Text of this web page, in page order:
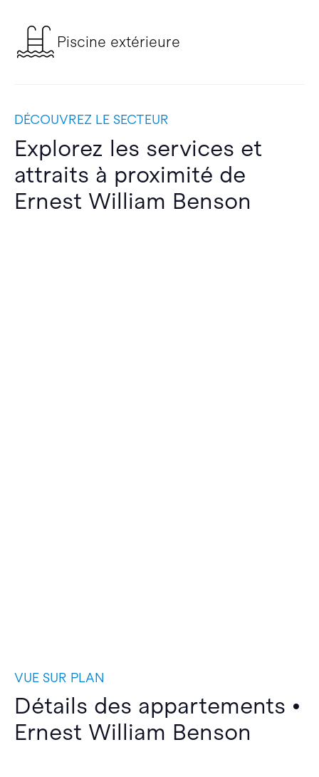
Piscine extérieure
DÉCOUVREZ LE SECTEUR
Explorez les services et
attraits à proximité de
Ernest William Benson
VUE SUR PLAN
Détails des appartements •
Ernest William Benson